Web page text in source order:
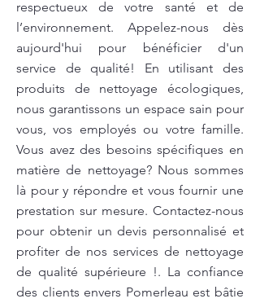
respectueux de votre santé et de
l’environnement. Appelez-nous dès
aujourd'hui pour bénéficier d'un
service de qualité! En utilisant des
produits de nettoyage écologiques,
nous garantissons un espace sain pour
vous, vos employés ou votre famille.
Vous avez des besoins spécifiques en
matière de nettoyage? Nous sommes
là pour y répondre et vous fournir une
prestation sur mesure. Contactez-nous
pour obtenir un devis personnalisé et
profiter de nos services de nettoyage
de qualité supérieure !. La confiance
des clients envers Pomerleau est bâtie